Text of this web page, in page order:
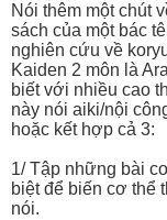
Nói thêm một chút
sách của một bác
nghiên cứu về
Kaiden 2 môn là
biết với nhiều cao
này nói aiki/nội
hoặc kết hợp cả 3:
1/ Tập những bài
biệt để biến cơ thể
nói.